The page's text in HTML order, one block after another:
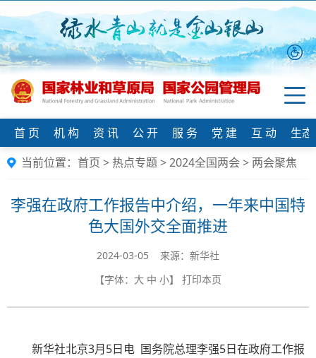
首 页 机 构 资 讯 公 开 服 务 党 建 互 动
生
当前位置： 首页 > 热点专题>2024全国两会 > 两会聚焦
李强在政府工作报告中介绍，一年来中国特
色大国外交全面推进
2024-03-05 来源：新华社
【字体： 大 中 小】 打印本页
新华社北京3月5日电 国务院总理李强5日在政府工作报